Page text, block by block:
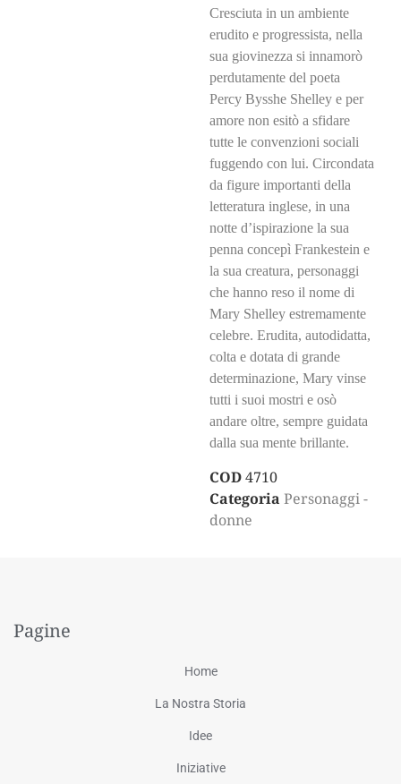
Cresciuta in un ambiente
erudito e progressista, nella
sua giovinezza si innamorò
perdutamente del poeta
Percy Bysshe Shelley e per
amore non esitò a sfidare
tutte le convenzioni sociali
fuggendo con lui. Circondata
da figure importanti della
letteratura inglese, in una
notte d’ispirazione la sua
penna concepì Frankestein e
la sua creatura, personaggi
che hanno reso il nome di
Mary Shelley estremamente
celebre. Erudita, autodidatta,
colta e dotata di grande
determinazione, Mary vinse
tutti i suoi mostri e osò
andare oltre, sempre guidata
dalla sua mente brillante.
COD4710
Categoria Personaggi -
donne
Pagine
Home
La Nostra Storia
Idee
Iniziative